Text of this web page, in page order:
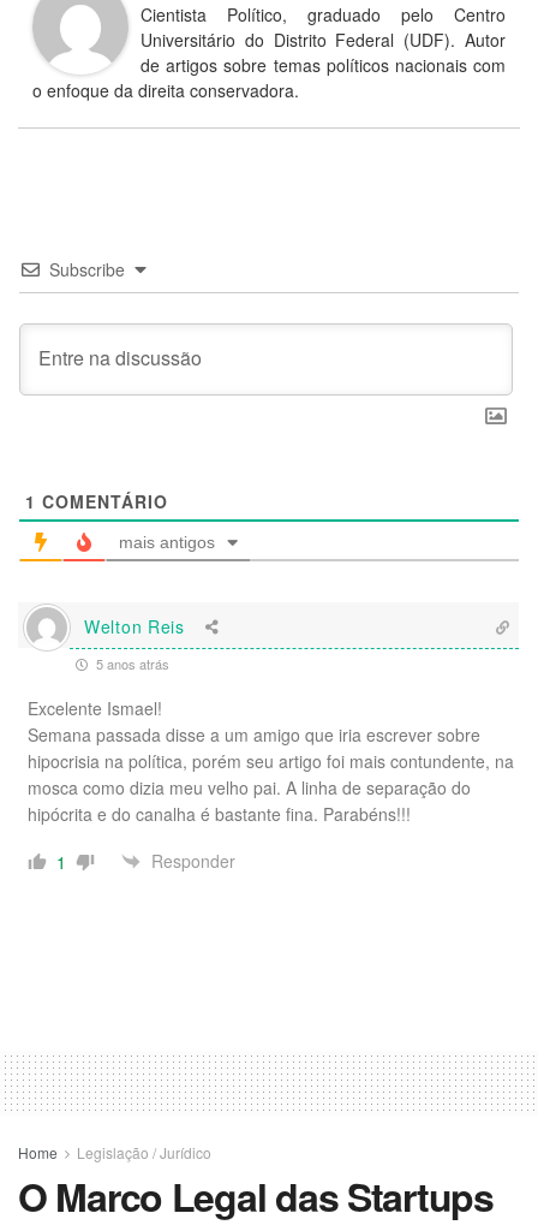
Cientista Político, graduado pelo Centro
Universitário do Distrito Federal (UDF). Autor
de artigos sobre temas políticos nacionais com
o enfoque da direita conservadora.
Subscribe
1 COMENTÁRIO
mais antigos
Welton Reis
5 anos atrás
Excelente Ismael!
Semana passada disse a um amigo que iria escrever sobre
hipocrisia na política, porém seu artigo foi mais contundente, na
mosca como dizia meu velho pai. A linha de separação do
hipócrita e do canalha é bastante fina. Parabéns!!!
1
Responder
Home Legislação / Jurídico
O Marco Legal das Startups